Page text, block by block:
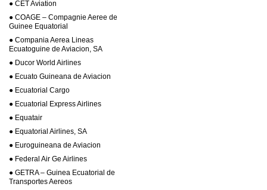
● CET Aviation
● COAGE – Compagnie Aeree de
Guinee Equatorial
● Compania Aerea Lineas
Ecuatoguine de Aviacion, SA
● Ducor World Airlines
● Ecuato Guineana de Aviacion
● Ecuatorial Cargo
● Ecuatorial Express Airlines
● Equatair
● Equatorial Airlines, SA
● Euroguineana de Aviacion
● Federal Air Ge Airlines
● GETRA – Guinea Ecuatorial de
Transportes Aereos